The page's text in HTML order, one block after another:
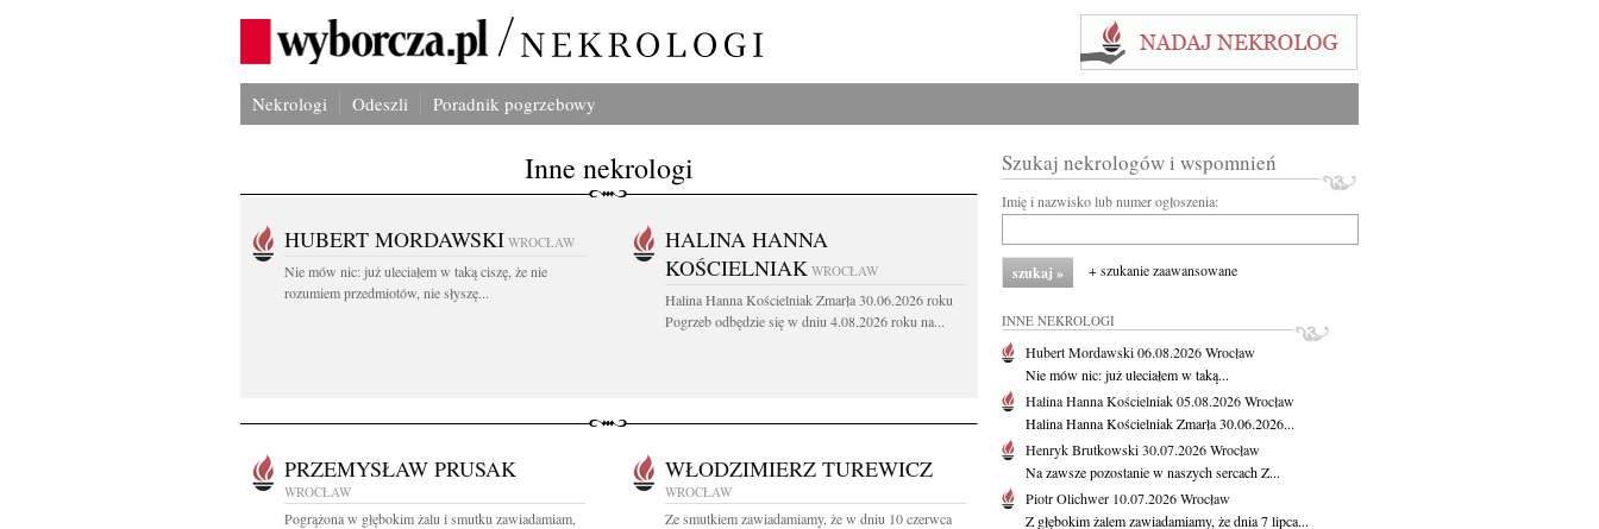
Nekrologi Odeszli Poradnik pogrzebowy
Inne nekrologi
HUBERT MORDAWSKI WROCŁAW
Nie mów nic: już uleciałem w taką ciszę, że nie
rozumiem przedmiotów, nie słyszę...
HALINA HANNA
KOŚCIELNIAK WROCŁAW
Halina Hanna Kościelniak Zmarła 30.06.2026 roku
Pogrzeb odbędzie się w dniu 4.08.2026 roku na...
PRZEMYSŁAW PRUSAK
WROCŁAW
Pogrążona w głębokim żalu i smutku zawiadamiam,
WŁODZIMIERZ TUREWICZ
WROCŁAW
Ze smutkiem zawiadamiamy, że w dniu 10 czerwca
Szukaj nekrologów i wspomnień
Imię i nazwisko lub numer ogłoszenia:
+ szukanie zaawansowane
INNE NEKROLOGI
Hubert Mordawski06.08.2026Wrocław
Nie mów nic: już uleciałem w taką...
Halina Hanna Kościelniak05.08.2026Wrocław
Halina Hanna Kościelniak Zmarła 30.06.2026...
Henryk Brutkowski30.07.2026Wrocław
Na zawsze pozostanie w naszych sercach Z...
Piotr Olichwer 10.07.2026Wrocław
Z głębokim żalem zawiadamiamy, że dnia 7 lipca...